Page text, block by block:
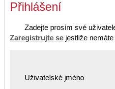
Přihlášení
Zadejte prosím své
Zaregistrujte se jestliže nemáte
Uživatelské jméno